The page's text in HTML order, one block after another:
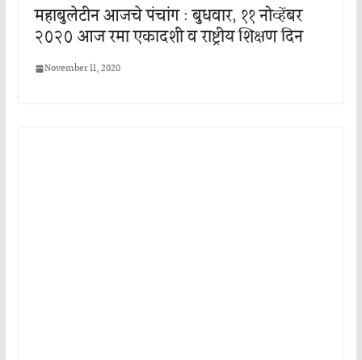
महाबुलेटीन आजचे पंचांग : बुधवार, ११ नोव्हेंबर
२०२० आज रमा एकादशी व राष्ट्रीय शिक्षण दिन
November 11, 2020